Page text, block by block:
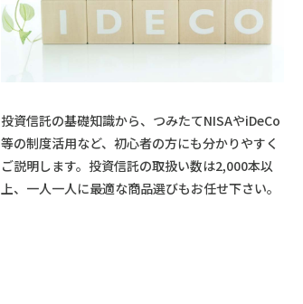
投資信託の基礎知識から、つみたてNISAやiDeCo
等の制度活用など、初心者の方にも分かりやすく
ご説明します。投資信託の取扱い数は2,000本以
上、一人一人に最適な商品選びもお任せ下さい。